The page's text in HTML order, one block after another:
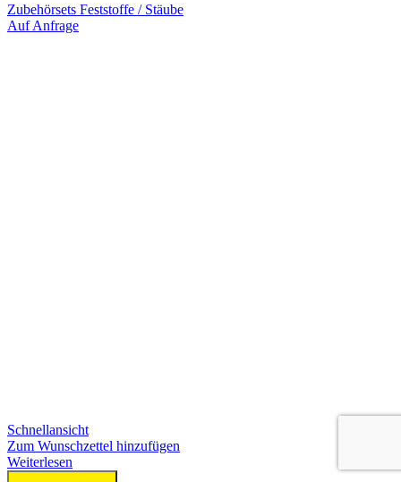
Zubehörsets Feststoffe / Stäube
Auf Anfrage
Schnellansicht
Zum Wunschzettel hinzufügen
Weiterlesen